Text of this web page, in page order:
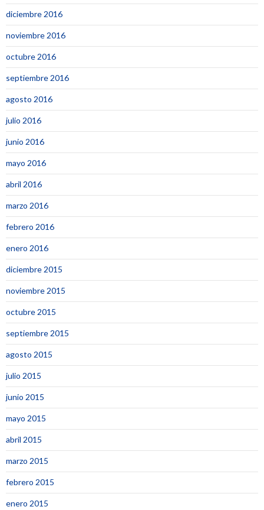
diciembre 2016
noviembre 2016
octubre 2016
septiembre 2016
agosto 2016
julio 2016
junio 2016
mayo 2016
abril 2016
marzo 2016
febrero 2016
enero 2016
diciembre 2015
noviembre 2015
octubre 2015
septiembre 2015
agosto 2015
julio 2015
junio 2015
mayo 2015
abril 2015
marzo 2015
febrero 2015
enero 2015